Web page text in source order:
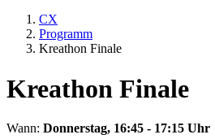
CX
Programm
Kreathon Finale
Kreathon Finale
Wann: Donnerstag, 16:45 - 17:15 Uhr